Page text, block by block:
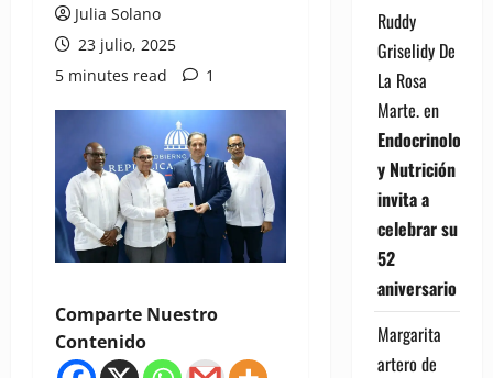
Julia Solano
23 julio, 2025
5 minutes read
1
Comparte Nuestro
Contenido
Ruddy
Griselidy De
La Rosa
Marte.en
Endocrinología
y Nutrición
invita a
celebrar su
52
aniversario
Margarita
artero de